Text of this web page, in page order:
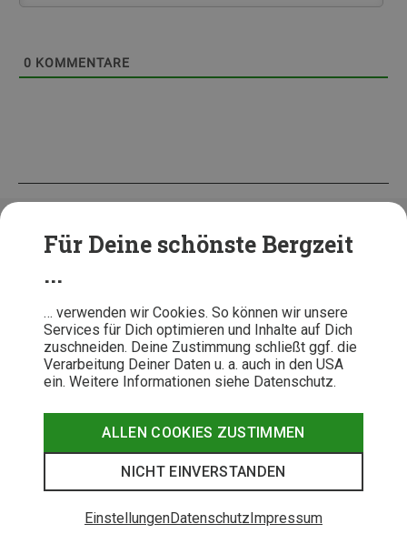
Für Deine schönste Bergzeit
...
… verwenden wir Cookies. So können wir unsere
Services für Dich optimieren und Inhalte auf Dich
zuschneiden. Deine Zustimmung schließt ggf. die
Verarbeitung Deiner Daten u. a. auch in den USA
ein. Weitere Informationen siehe Datenschutz.
ALLEN COOKIES ZUSTIMMEN
NICHT EINVERSTANDEN
EinstellungenDatenschutzImpressum
0 KOMMENTARE
Das könnte Dich auch interessieren:
SPORTARTEN-TIPPS
Fahrradfahrerinnen
PRODUKT-NEUHEITEN